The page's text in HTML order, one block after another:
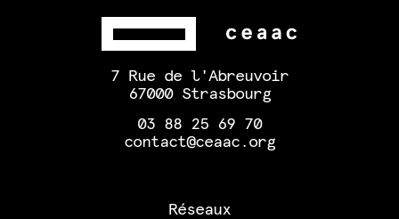
7 Rue de l'Abreuvoir
67000 Strasbourg
03 88 25 69 70
contact@ceaac.org
Réseaux